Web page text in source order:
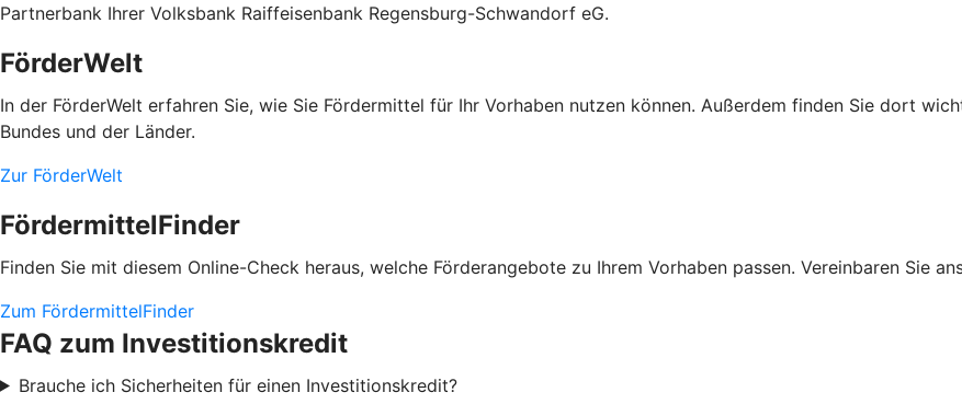
Partnerbank Ihrer Volksbank Raiffeisenbank Regensburg-Schwandorf eG.
FörderWelt
In der FörderWelt erfahren Sie, wie Sie Fördermittel für Ihr Vorhaben nutzen können. Außerdem finden Sie dort
Bundes und der Länder.
Zur FörderWelt
FördermittelFinder
Finden Sie mit diesem Online-Check heraus, welche Förderangebote zu Ihrem Vorhaben passen. Vereinbaren Sie
Zum FördermittelFinder
FAQ zum Investitionskredit
Brauche ich Sicherheiten für einen Investitionskredit?